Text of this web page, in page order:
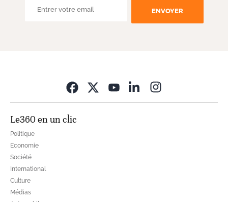
ENVOYER
Le360 en un clic
Politique
Economie
Société
International
Culture
Médias